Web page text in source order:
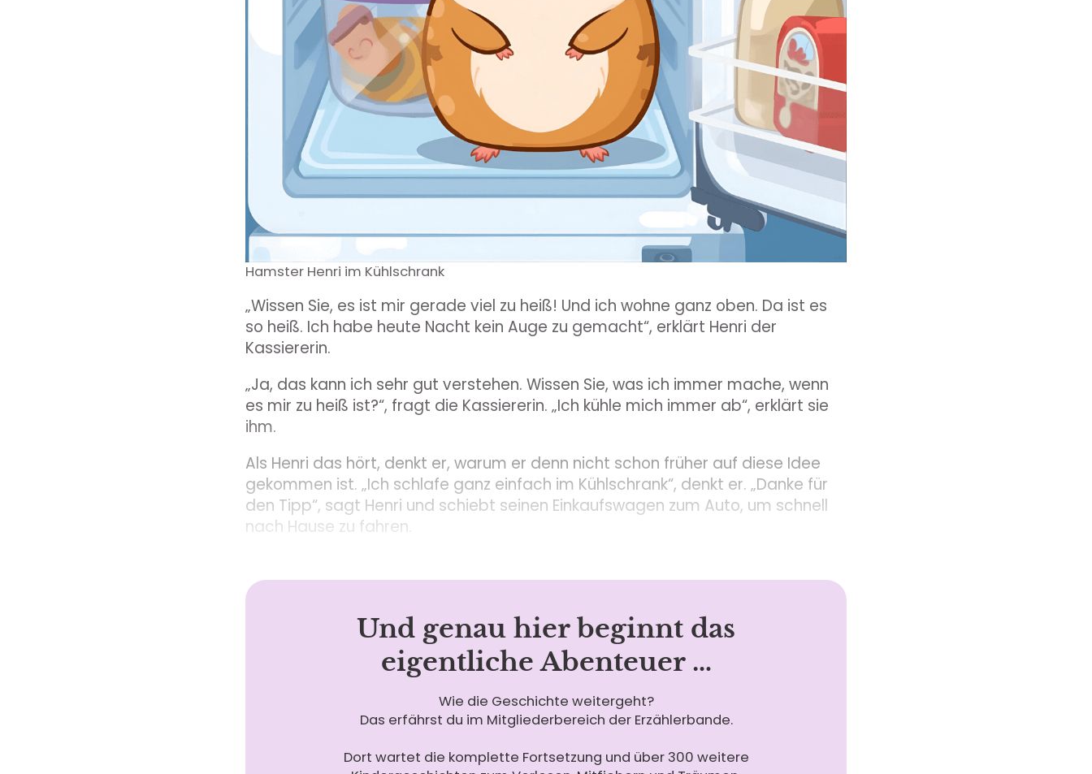
Hamster Henri im Kühlschrank
„Wissen Sie, es ist mir gerade viel zu heiß! Und ich wohne ganz oben. Da ist es
so heiß. Ich habe heute Nacht kein Auge zu gemacht“, erklärt Henri der
Kassiererin.
„Ja, das kann ich sehr gut verstehen. Wissen Sie, was ich immer mache, wenn
es mir zu heiß ist?“, fragt die Kassiererin. „Ich kühle mich immer ab“, erklärt sie
ihm.
Als Henri das hört, denkt er, warum er denn nicht schon früher auf diese Idee
gekommen ist. „Ich schlafe ganz einfach im Kühlschrank“, denkt er. „Danke für
den Tipp“, sagt Henri und schiebt seinen Einkaufswagen zum Auto, um schnell
nach Hause zu fahren.
Und genau hier beginnt das
eigentliche Abenteuer …
Wie die Geschichte weitergeht?
Das erfährst du im Mitgliederbereich der Erzählerbande.
Dort wartet die komplette Fortsetzung und über 300 weitere